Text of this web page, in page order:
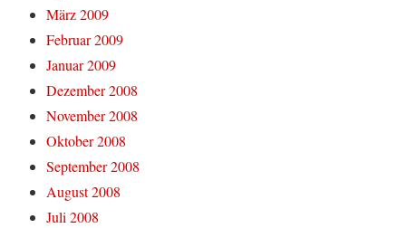
März 2009
Februar 2009
Januar 2009
Dezember 2008
November 2008
Oktober 2008
September 2008
August 2008
Juli 2008